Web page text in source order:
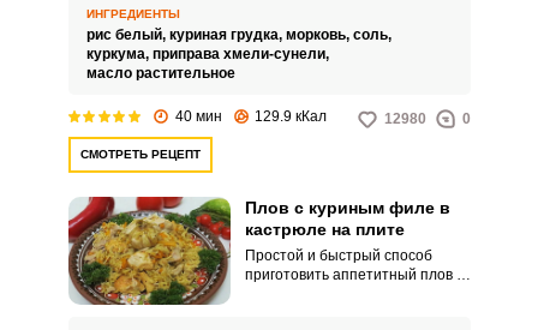
ИНГРЕДИЕНТЫ
рис белый, куриная грудка, морковь, соль,
куркума, приправа хмели-сунели,
масло растительное
40 мин 129.9 кКал 12980 0
СМОТРЕТЬ РЕЦЕПТ
Плов с куриным филе в
кастрюле на плите
Простой и быстрый способ
приготовить аппетитный плов с